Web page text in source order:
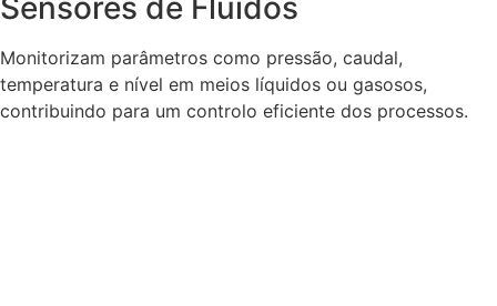
Sensores de Fluidos
Monitorizam parâmetros como pressão, caudal,
temperatura e nível em meios líquidos ou gasosos,
contribuindo para um controlo eficiente dos processos.